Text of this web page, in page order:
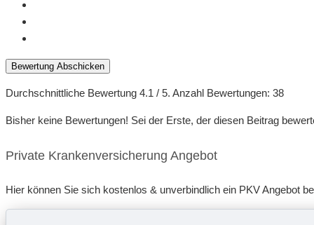
Bewertung Abschicken
Durchschnittliche Bewertung 4.1 / 5. Anzahl Bewertungen: 38
Bisher keine Bewertungen! Sei der Erste, der diesen Beitrag
Private Krankenversicherung Angebot
Hier können Sie sich kostenlos & unverbindlich ein PKV Angebot